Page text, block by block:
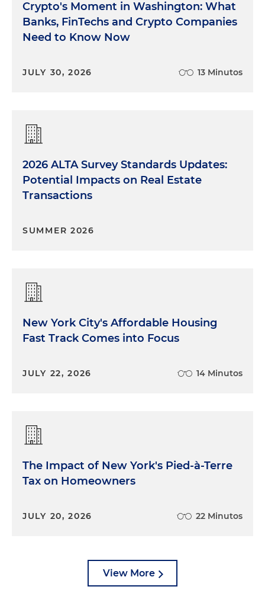
Crypto's Moment in Washington: What
Banks, FinTechs and Crypto Companies
Need to Know Now
JULY 30, 2026 13 Minutos
2026 ALTA Survey Standards Updates:
Potential Impacts on Real Estate
Transactions
SUMMER 2026
New York City's Affordable Housing
Fast Track Comes into Focus
JULY 22, 2026 14 Minutos
The Impact of New York's Pied-à-Terre
Tax on Homeowners
JULY 20, 2026 22 Minutos
View More